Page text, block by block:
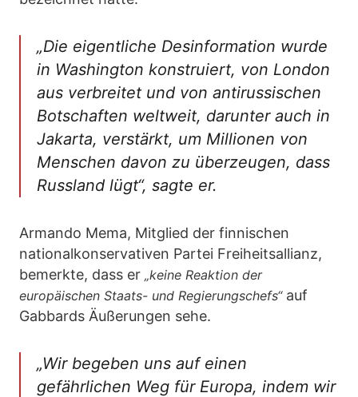
„Die eigentliche Desinformation wurde
in Washington konstruiert, von London
aus verbreitet und von antirussischen
Botschaften weltweit, darunter auch in
Jakarta, verstärkt, um Millionen von
Menschen davon zu überzeugen, dass
Russland lügt“, sagte er.
Armando Mema, Mitglied der finnischen
nationalkonservativen Partei Freiheitsallianz,
bemerkte, dass er „keine Reaktion der
europäischen Staats- und Regierungschefs“auf
Gabbards Äußerungen sehe.
„Wir begeben uns auf einen
gefährlichen Weg für Europa, indem wir